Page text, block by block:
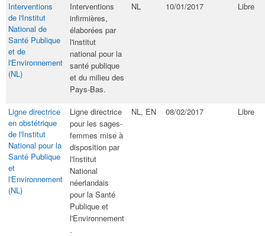
Interventions
de l'Institut
National de
Santé Publique
et de
l'Environnement
(NL)​
​Interventions
infirmières,
élaborées par
l'institut
national pour la
santé publique
et du milieu des
Pays-Bas.
NL 10/01/2017 Libre
Ligne directrice
en obstétrique
de l'Institut
National pour la
Santé Publique
et
l'Environnement
(NL)
​Ligne directrice
pour les sages-
femmes mise à
disposition par
l'Institut
National
néerlandais
pour la Santé
Publique et
l'Environnement​
.
NL, EN 08/02/2017 Libre